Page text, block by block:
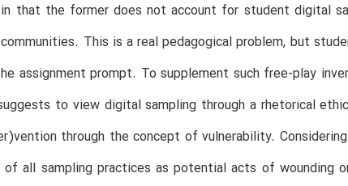
that the former does not account for student digital
This is a real pedagogical problem, but
assignment prompt. To supplement such free-play
to view digital sampling through a rhetorical
through the concept of vulnerability.
of all sampling practices as potential acts of wounding